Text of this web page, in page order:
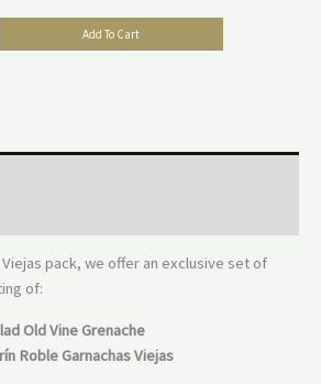
Add To Cart
Viejas pack, we offer an exclusive set of
of:
Old Vine Grenache
Roble Garnachas Viejas